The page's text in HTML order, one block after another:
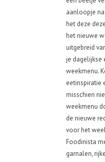
aanloopje
het deze
het nieuwe
uitgebreid
je dagelijkse
weekmenu.
eetinspiratie
misschien
weekmenu
de nieuwe
voor het
Foodinista
garnalen,